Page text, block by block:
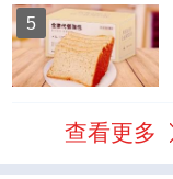
5
查看更多